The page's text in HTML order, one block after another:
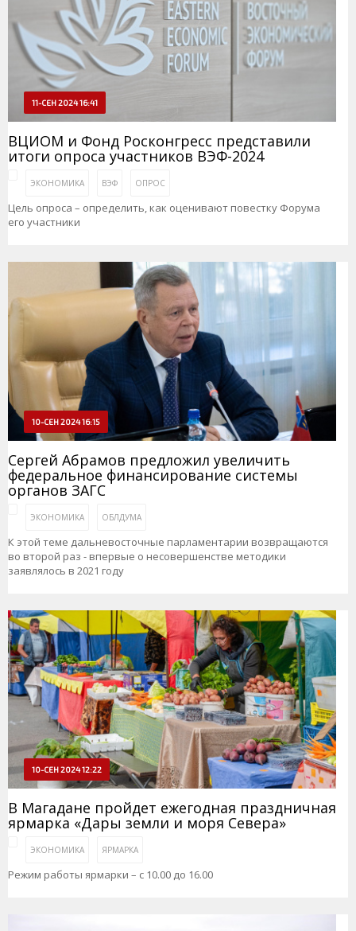
11-СЕН 2024 16:41
ВЦИОМ и Фонд Росконгресс представили
итоги опроса участников ВЭФ-2024
ЭКОНОМИКА ВЭФ ОПРОС
Цель опроса – определить, как оценивают повестку Форума
его участники
10-СЕН 2024 16:15
Сергей Абрамов предложил увеличить
федеральное финансирование системы
органов ЗАГС
ЭКОНОМИКА ОБЛДУМА
К этой теме дальневосточные парламентарии возвращаются
во второй раз - впервые о несовершенстве методики
заявлялось в 2021 году
10-СЕН 2024 12:22
В Магадане пройдет ежегодная праздничная
ярмарка «Дары земли и моря Севера»
ЭКОНОМИКА ЯРМАРКА
Режим работы ярмарки – с 10.00 до 16.00